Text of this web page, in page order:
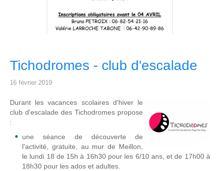
Tichodromes - club d'escalade
16 février 2019
Durant les vacances scolaires d'hiver le
club d'escalade des Tichodromes propose
:
une séance de découverte de
l'activité, gratuite, au mur de Meillon,
le lundi 18 de 15h à 16h30 pour les 6/10 ans, et de 17h00 à
18h30 pour les ados et adultes.